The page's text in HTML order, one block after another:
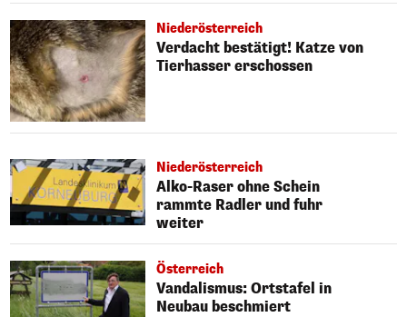
Niederösterreich
Verdacht bestätigt! Katze von
Tierhasser erschossen
Niederösterreich
Alko-Raser ohne Schein
rammte Radler und fuhr
weiter
Österreich
Vandalismus: Ortstafel in
Neubau beschmiert